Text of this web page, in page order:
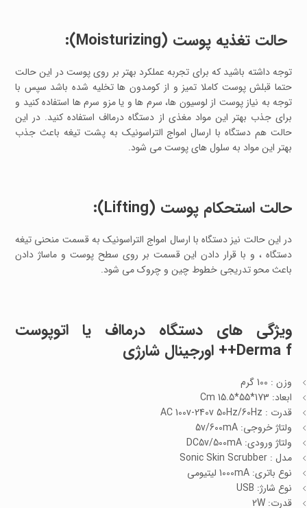
حالت تغذیه پوست (Moisturizing):
توجه داشته باشید که برای تجربه عملکرد بهتر بر روی پوست در این حالت
حتما قبلش پوست کاملا تمیز و از کومدون ها تخلیه شده باشد سپس با
توجه به نیاز پوست از لوسیون ها، سرم ها و یا مزو سرم ها استفاده کنید و
برای جذب بهتر این مواد مغذی از دستگاه درمااف استفاده کنید. در این
حالت هم دستگاه با ارسال امواج التراسونیک به پشت تیغه باعث جذب
بهتر این مواد به سلول های پوست می شود.
حالت استحکام پوست (Lifting):
در این حالت نیز دستگاه با ارسال امواج التراسونیک به قسمت منحنی تیغه
دستگاه ، و با قرار دادن این قسمت بر روی سطح پوست و ماساژ دادن
باعث محو تدریجی خطوط چین و چروک می شود.
ویژگی های دستگاه درمااف یا اتوپوست
Derma f++ اورجینال شارژی
وزن : 100 گرم
ابعاد: 173*55*15.5 Cm
قدرت : AC 100v-240v 50Hz/60Hz
ولتاژ خروجی: 5v/600mA
ولتاژ ورودی: DC5v/500mA
مدل : Sonic Skin Scrubber
نوع باتری: 1000mA لیتیومی
نوع شارژ: USB
قدرت: 2W